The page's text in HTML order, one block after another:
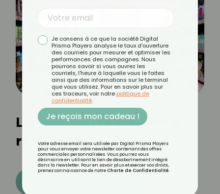
Les meilleures affaires à
réaliser après Noël
Je consens à ce que la société Digital
Prisma Players analyse le taux d'ouverture
des courriels pour mesurer et optimiser les
performances des campagnes. Nous
pourrons savoir si vous ouvrez les
courriels, l'heure à laquelle vous le faites
ainsi que des informations sur le terminal
que vous utilisez. Pour en savoir plus sur
ces traceurs, voir notre politique de
confidentialité.
Je reçois mon cadeau !
Votre adresse email sera utilisée par Digital Prisma Players
pour vous envoyer votre newsletter contenant des offres
commerciales personnalisées. Vous pourrez vous
désinscrire en utilisant le lien de désabonnement intégré
dans la newsletter. Pour en savoir plus et exercer vos droits,
prenez connaissance de notre Charte de Confidentialité.